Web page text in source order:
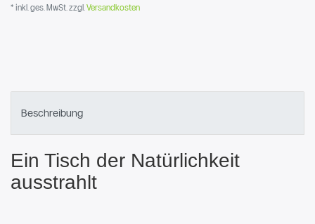
* inkl. ges. MwSt. zzgl. Versandkosten
Beschreibung
Ein Tisch der Natürlichkeit
ausstrahlt